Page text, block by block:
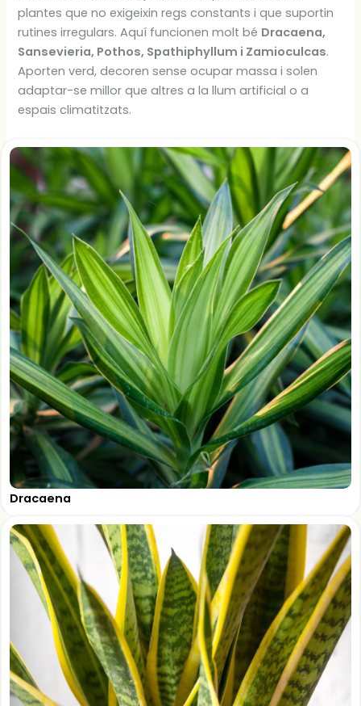
plantes que no exigeixin regs constants i que suportin
rutines irregulars. Aquí funcionen molt bé Dracaena,
Sansevieria, Pothos, Spathiphyllum i Zamioculcas.
Aporten verd, decoren sense ocupar massa i solen
adaptar-se millor que altres a la llum artificial o a
espais climatitzats.
Dracaena